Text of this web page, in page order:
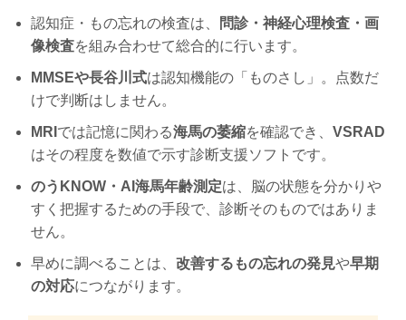
認知症・もの忘れの検査は、 問診・神経心理検査・画
像検査を組み合わせて総合的に行います。
MMSEや長谷川式は認知機能の「ものさし」。点数だ
けで判断はしません。
MRI では記憶に関わる海馬の萎縮を確認でき、VSRAD
はその程度を数値で示す診断支援ソフトです。
のうKNOW・AI海馬年齢測定は、脳の状態を分かりや
すく把握するための手段で、診断そのものではありま
せん。
早めに調べることは、改善するもの忘れの発見や早期
の対応につながります。